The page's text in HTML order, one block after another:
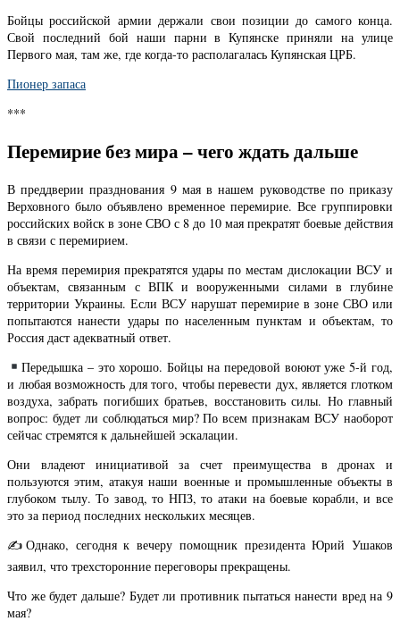
Бойцы российской армии держали свои позиции до самого конца.
Свой последний бой наши парни в Купянске приняли на улице
Первого мая, там же, где когда-то располагалась Купянская ЦРБ.
Пионер запаса
***
Перемирие без мира – чего ждать дальше
В преддверии празднования 9 мая в нашем руководстве по приказу
Верховного было объявлено временное перемирие. Все группировки
российских войск в зоне СВО с 8 до 10 мая прекратят боевые действия
в связи с перемирием.
На время перемирия прекратятся удары по местам дислокации ВСУ и
объектам, связанным с ВПК и вооруженными силами в глубине
территории Украины. Если ВСУ нарушат перемирие в зоне СВО или
попытаются нанести удары по населенным пунктам и объектам, то
Россия даст адекватный ответ.
Передышка – это хорошо. Бойцы на передовой воюют уже 5-й год,
и любая возможность для того, чтобы перевести дух, является глотком
воздуха, забрать погибших братьев, восстановить силы. Но главный
вопрос: будет ли соблюдаться мир? По всем признакам ВСУ наоборот
сейчас стремятся к дальнейшей эскалации.
Они владеют инициативой за счет преимущества в дронах и
пользуются этим, атакуя наши военные и промышленные объекты в
глубоком тылу. То завод, то НПЗ, то атаки на боевые корабли, и все
это за период последних нескольких месяцев.
✍️Однако, сегодня к вечеру помощник президента Юрий Ушаков
заявил, что трехсторонние переговоры прекращены.
Что же будет дальше? Будет ли противник пытаться нанести вред на 9
мая?